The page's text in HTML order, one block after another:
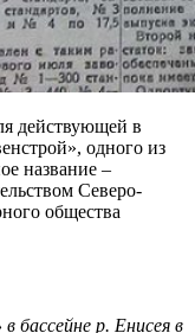
действующей в
одного из
название –
Северо-
общества
бассейне р. Енисея в